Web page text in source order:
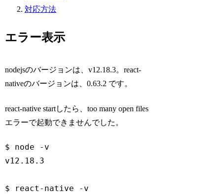
対応方法
エラー表示
nodejsのバージョンは、v12.18.3。react-
nativeのバージョンは、0.63.2 です。
react-native startしたら、too many open files
エラーで起動できませんでした。
$ node -v
v12.18.3
$ react-native -v